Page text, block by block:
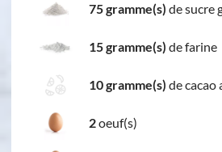
75 gramme(s) de sucre
15 gramme(s) de farine
10 gramme(s) de cacao
2oeuf(s)